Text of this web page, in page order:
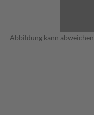
Abbildung kann abweichen